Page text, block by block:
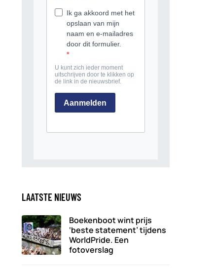
LAATSTE NIEUWS
Boekenboot wint prijs
‘beste statement’ tijdens
WorldPride. Een
fotoverslag